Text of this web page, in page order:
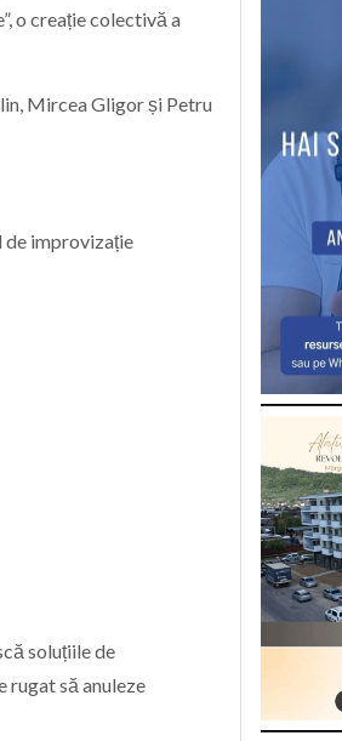
o creație colectivă a
Mircea Gligor și Petru
de improvizație
soluțiile de
rugat să anuleze